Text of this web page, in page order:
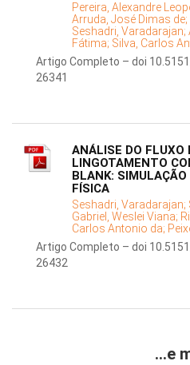
Pereira, Alexandre
Arruda, José Dimas de;
Seshadri, Varadarajan;
Fátima; Silva, Carlos
Artigo Completo – doi
26341
ANÁLISE DO FLUXO
LINGOTAMENTO
BLANK:
FÍSICA
Seshadri, Varadarajan;
Gabriel, Weslei Viana;
Carlos Antonio da;
Artigo Completo – doi
26432
...e